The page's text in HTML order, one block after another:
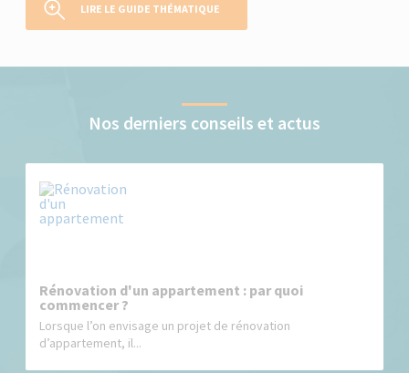
LIRE LE GUIDE THÉMATIQUE
Nos derniers conseils et actus
Rénovation d'un appartement : par quoi
commencer ?
Lorsque l’on envisage un projet de rénovation
d’appartement, il...